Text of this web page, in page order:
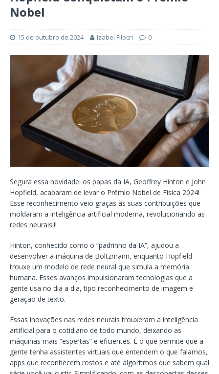
Nobel
15 de outubro de 2024 Izabel Filocri 0
Segura essa novidade: os papas da IA, Geoffrey Hinton e John
Hopfield, acabaram de levar o Prêmio Nobel de Física 2024!
Esse reconhecimento veio graças às suas contribuições que
moldaram a inteligência artificial moderna, revolucionando as
redes neurais!!!
Hinton, conhecido como o “padrinho da IA”, ajudou a
desenvolver a máquina de Boltzmann, enquanto Hopfield
trouxe um modelo de rede neural que simula a memória
humana. Esses avanços impulsionaram tecnologias que a
gente usa no dia a dia, tipo reconhecimento de imagem e
geração de texto.
Essas inovações nas redes neurais trouxeram a inteligência
artificial para o cotidiano de todo mundo, deixando as
máquinas mais “espertas” e eficientes. É o que permite que a
gente tenha assistentes virtuais que entendem o que falamos,
apps que reconhecem rostos e até algoritmos que sabem qual